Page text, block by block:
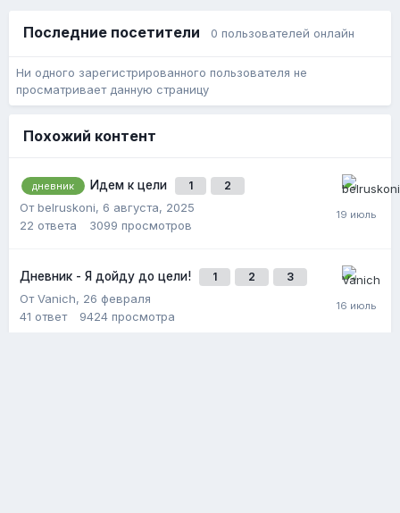
Последние посетители 0 пользователей онлайн
Ни одного зарегистрированного пользователя не
просматривает данную страницу
Похожий контент
дневник Идем к цели 1 2
От belruskoni, 6 августа, 2025
22 ответа 3099 просмотров
Дневник - Я дойду до цели! 1 2 3
От Vanich, 26 февраля
41 ответ 9424 просмотра